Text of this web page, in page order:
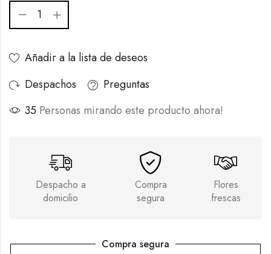
Añadir a la lista de deseos
Despachos
Preguntas
35 Personas mirando este producto ahora!
Despacho a
domicilio
Compra
segura
Flores
frescas
Compra segura